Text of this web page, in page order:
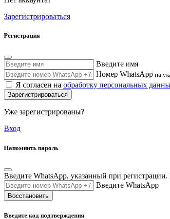
Зарегистрироваться
Регистрация
Введите имя
Номер WhatsApp на
Я согласен на обработку персональных
Зарегистрироваться
Уже зарегистрированы?
Вход
Напомнить пароль
Введите WhatsApp, указанный при
Введите WhatsApp
Восстановить
Введите код подтверждения